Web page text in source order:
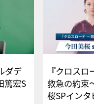
ダデ
篤宏S
ー
『クロス
救急の約束
桜SPイ